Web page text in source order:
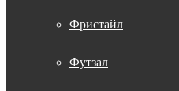
Фристайл
Футзал